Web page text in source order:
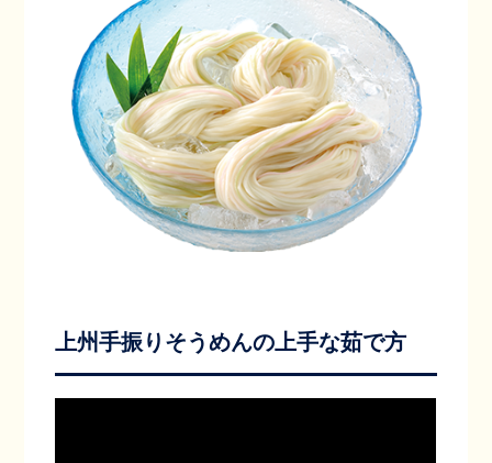
上州手振りそうめんの上手な茹で方